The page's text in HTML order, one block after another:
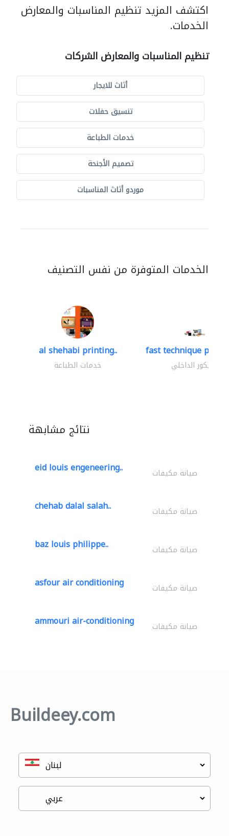
اكتشف المزيد تنظيم المناسبات والمعارض
الخدمات.
تنظيم المناسبات والمعارض الشركات
أثاث للايجار
تنسيق حفلات
خدمات الطباعة
تصميم الأجنحة
موردو أثاث المناسبات
الخدمات المتوفرة من نفس التصنيف
al shehabi printing..
خدمات الطباعة
fast technique pre-
الديكور الداخلي
نتائج مشابهة
eid louis engeneering.. صيانة مكيفات
chehab dalal salah.. صيانة مكيفات
baz louis philippe.. صيانة مكيفات
asfour air conditioning صيانة مكيفات
ammouri air-conditioning صيانة مكيفات
Buildeey.com